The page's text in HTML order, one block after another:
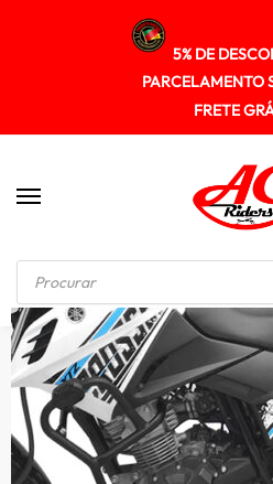
5% DE
PARCELAMENTO
FRETE
Início / CAVALETE CENTRAL Cavalete